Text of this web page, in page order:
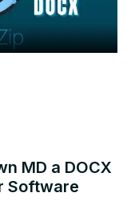
MD a DOCX
Software